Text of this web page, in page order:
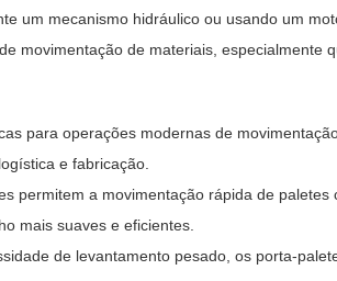
um mecanismo hidráulico ou usando um
movimentação de materiais,
para operações modernas de
e fabricação.
permitem a movimentação rápida de
mais suaves e eficientes.
de levantamento pesado, os porta-